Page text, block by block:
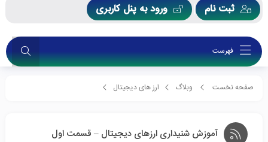
ثبت نام ورود به پنل کاربری
فهرست
صفحه نخست وبلاگ ارز های دیجیتال
آموزش شنیداری ارزهای دیجیتال – قسمت اول